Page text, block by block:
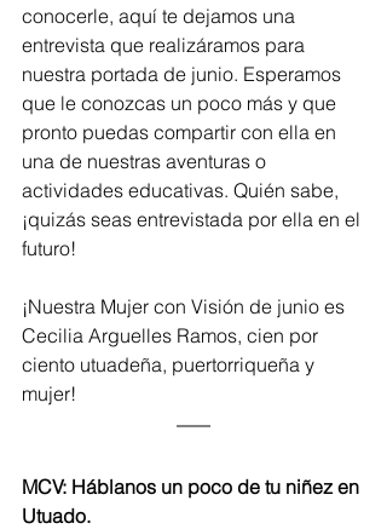
conocerle, aquí te dejamos una
entrevista que realizáramos para
nuestra portada de junio. Esperamos
que le conozcas un poco más y que
pronto puedas compartir con ella en
una de nuestras aventuras o
actividades educativas. Quién sabe,
¡quizás seas entrevistada por ella en el
futuro!
¡Nuestra Mujer con Visión de junio es
Cecilia Arguelles Ramos, cien por
ciento utuadeña, puertorriqueña y
mujer!
MCV: Háblanos un poco de tu niñez en
Utuado.